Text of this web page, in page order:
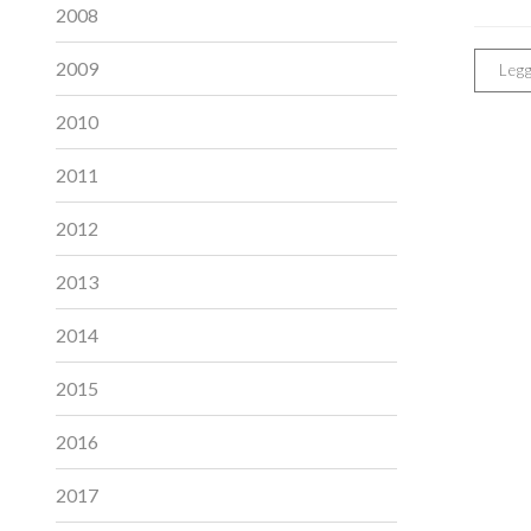
2008
2009
2010
2011
2012
2013
2014
2015
2016
2017